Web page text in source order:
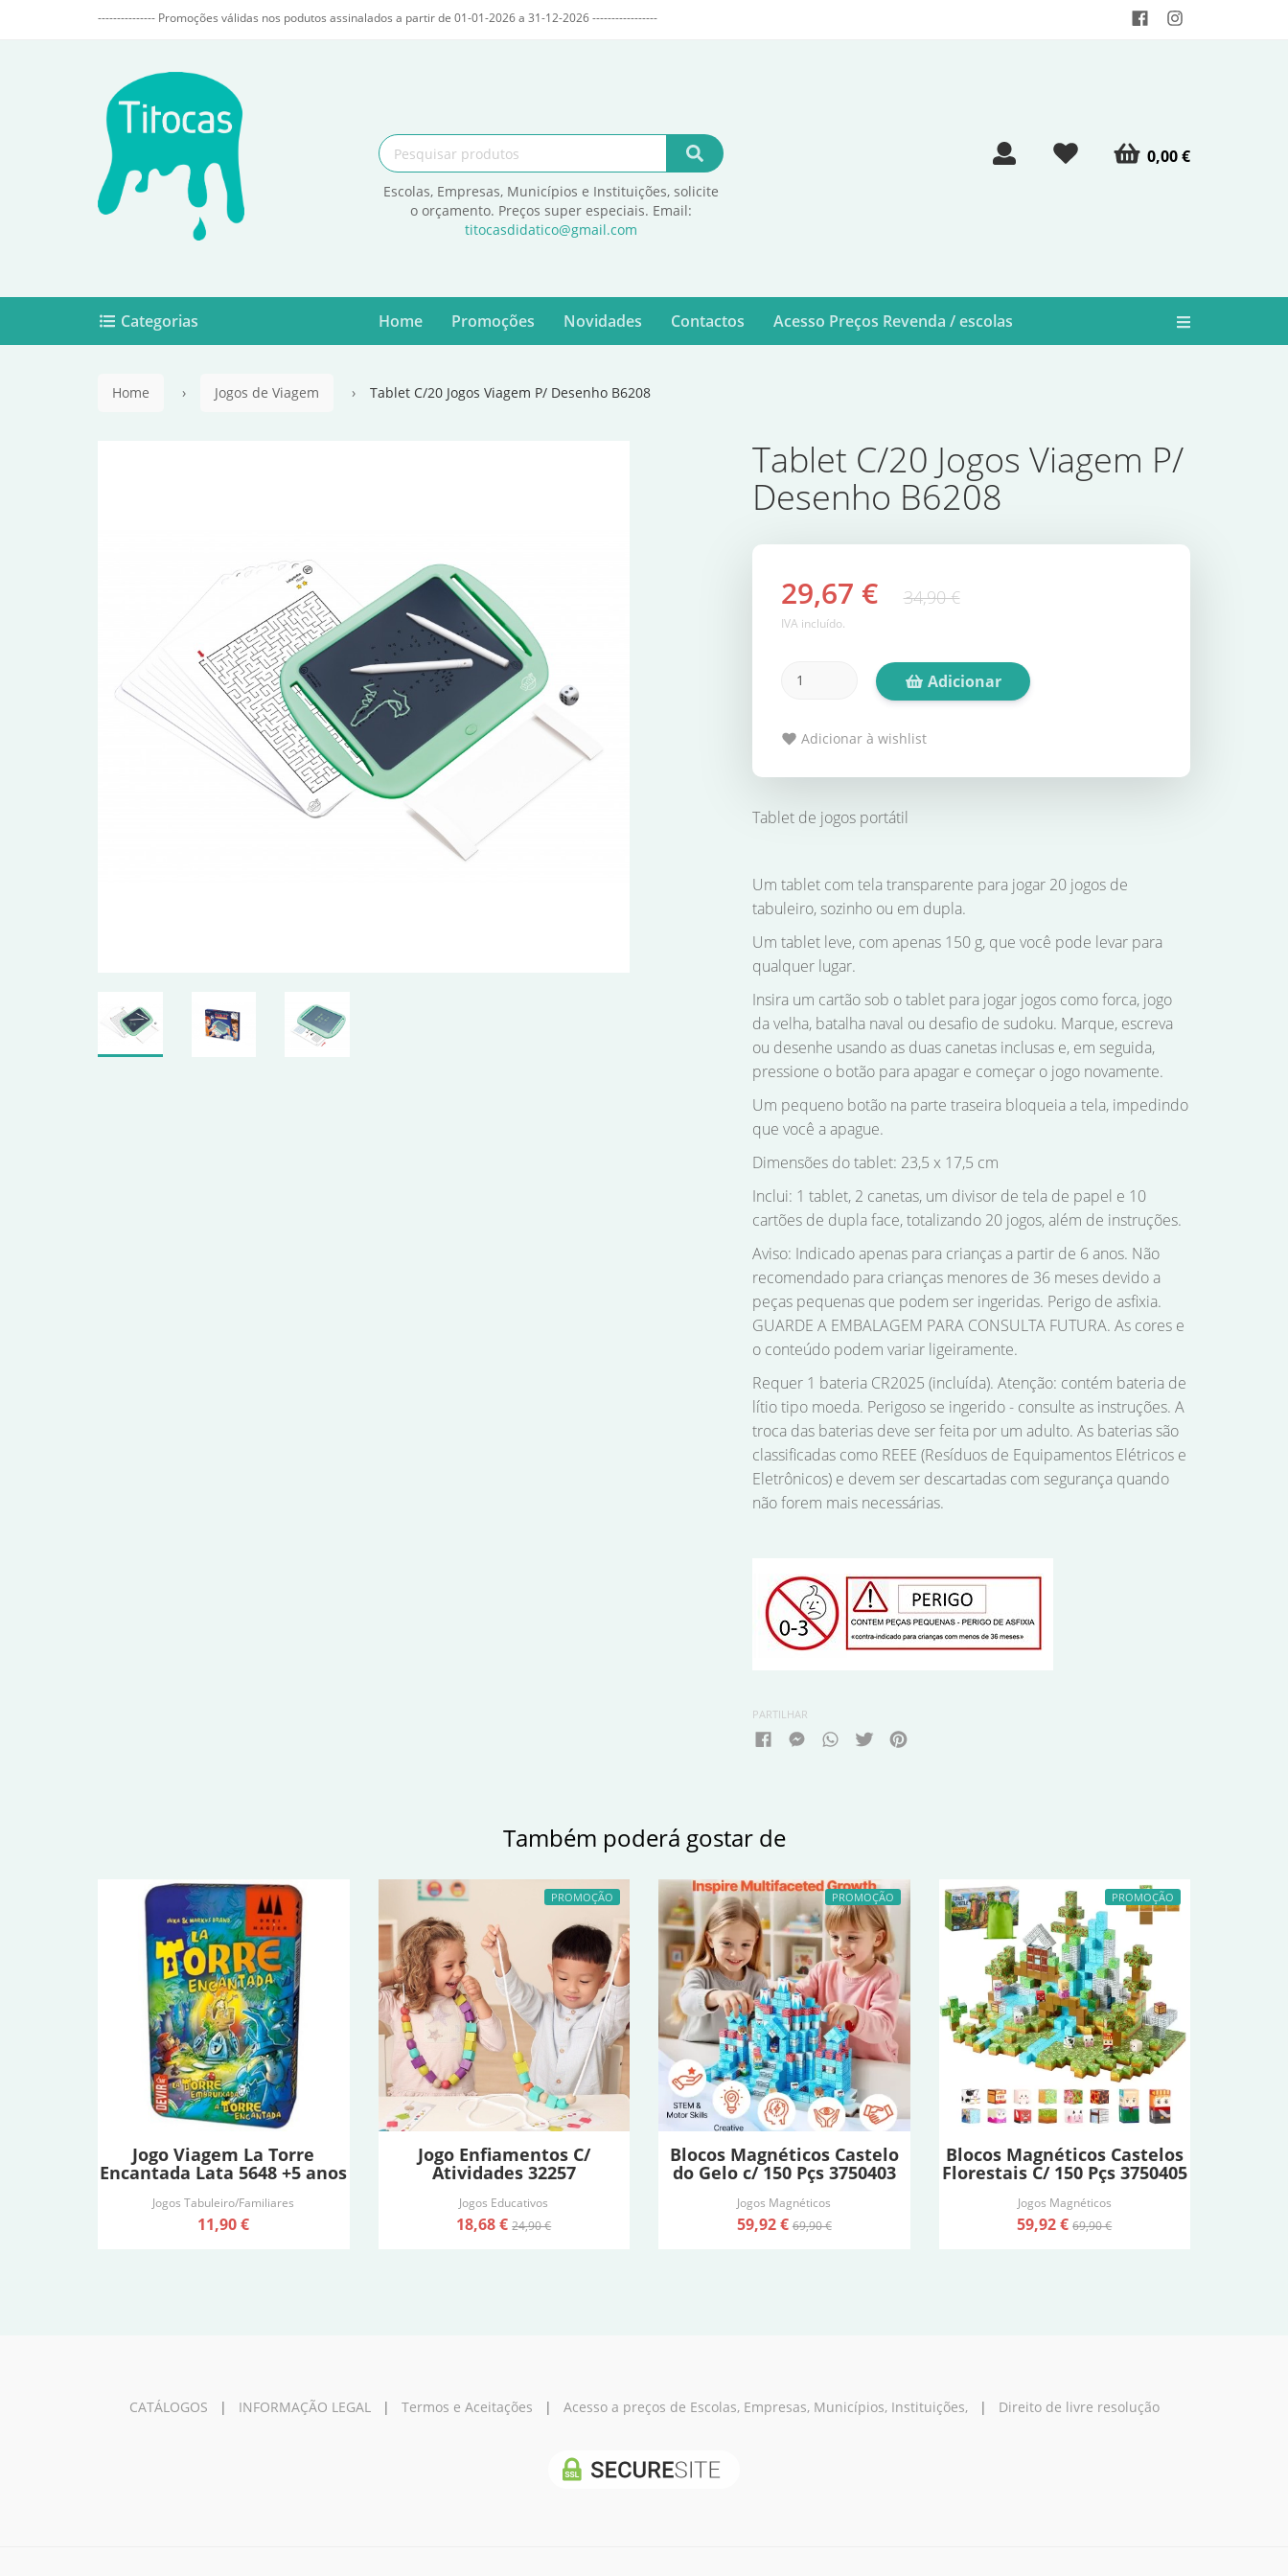
--------------- Promoções válidas nos podutos assinalados a partir de 01-01-2026 a 31-12-2026 -----------------
Escolas, Empresas, Municípios e Instituições, solicite
o orçamento. Preços super especiais. Email:
titocasdidatico@gmail.com
0,00 €
Home Promoções Novidades Contactos Acesso Preços Revenda / escolas
Categorias
Home Jogos de Viagem Tablet C/20 Jogos Viagem P/ Desenho B6208
Tablet C/20 Jogos Viagem P/
Desenho B6208
29,67 € 34,90 €
IVA incluído.
Adicionar
Adicionar à wishlist
Tablet de jogos portátil
Um tablet com tela transparente para jogar 20 jogos de
tabuleiro, sozinho ou em dupla.
Um tablet leve, com apenas 150 g, que você pode levar para
qualquer lugar.
Insira um cartão sob o tablet para jogar jogos como forca, jogo
da velha, batalha naval ou desafio de sudoku. Marque, escreva
ou desenhe usando as duas canetas inclusas e, em seguida,
pressione o botão para apagar e começar o jogo novamente.
Um pequeno botão na parte traseira bloqueia a tela, impedindo
que você a apague.
Dimensões do tablet: 23,5 x 17,5 cm
Inclui: 1 tablet, 2 canetas, um divisor de tela de papel e 10
cartões de dupla face, totalizando 20 jogos, além de instruções.
Aviso: Indicado apenas para crianças a partir de 6 anos. Não
recomendado para crianças menores de 36 meses devido a
peças pequenas que podem ser ingeridas. Perigo de asfixia.
GUARDE A EMBALAGEM PARA CONSULTA FUTURA. As cores e
o conteúdo podem variar ligeiramente.
Requer 1 bateria CR2025 (incluída). Atenção: contém bateria de
lítio tipo moeda. Perigoso se ingerido - consulte as instruções. A
troca das baterias deve ser feita por um adulto. As baterias são
classificadas como REEE (Resíduos de Equipamentos Elétricos e
Eletrônicos) e devem ser descartadas com segurança quando
não forem mais necessárias.
PARTILHAR
Também poderá gostar de
Jogo Viagem La Torre
Encantada Lata 5648 +5 anos
Jogos Tabuleiro/Familiares
11,90 €
PROMOÇÃO
Jogo Enfiamentos C/
Atividades 32257
Jogos Educativos
18,68 €24,90 €
PROMOÇÃO
Blocos Magnéticos Castelo
do Gelo c/ 150 Pçs 3750403
Jogos Magnéticos
59,92 €69,90 €
PROMOÇÃO
Blocos Magnéticos Castelos
Florestais C/ 150 Pçs 3750405
Jogos Magnéticos
59,92 €69,90 €
CATÁLOGOS | INFORMAÇÃO LEGAL | Termos e Aceitações | Acesso a preços de Escolas, Empresas, Municípios, Instituições,| Direito de livre resolução